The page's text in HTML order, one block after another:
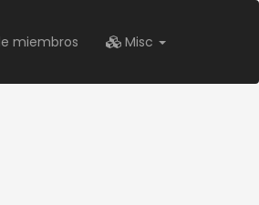
miembros Misc